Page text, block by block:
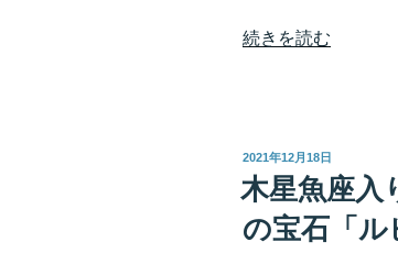
“天
の
「LOVE
運」
続きを読む
投
日:
2021年12月18日
木星魚座入
の宝石「